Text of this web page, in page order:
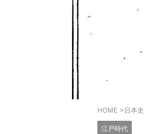
HOME >日本史
江戸時代